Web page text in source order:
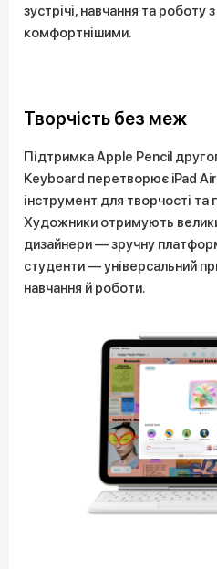
зустрічі, навчання та роботу
комфортнішими.
Творчість без меж
Підтримка Apple Pencil
Keyboard перетворює iPad
інструмент для творчості та
Художники отримують
дизайнери — зручну
студенти — універсальний
навчання й роботи.